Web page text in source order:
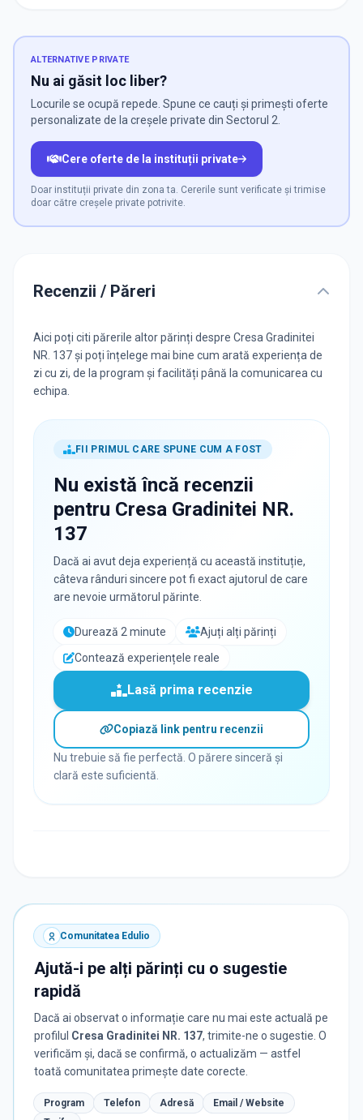
ALTERNATIVE PRIVATE
Nu ai găsit loc liber?
Locurile se ocupă repede. Spune ce cauți și primești oferte
personalizate de la creșele private din Sectorul 2.
Cere oferte de la instituții private
Doar instituții private din zona ta. Cererile sunt verificate și trimise
doar către creșele private potrivite.
Recenzii / Păreri
Aici poți citi părerile altor părinți despre Cresa Gradinitei
NR. 137 și poți înțelege mai bine cum arată experiența de
zi cu zi, de la program și facilități până la comunicarea cu
echipa.
FII PRIMUL CARE SPUNE CUM A FOST
Nu există încă recenzii
pentru Cresa Gradinitei NR.
137
Dacă ai avut deja experiență cu această instituție,
câteva rânduri sincere pot fi exact ajutorul de care
are nevoie următorul părinte.
Durează 2 minute
Ajuți alți părinți
Contează experiențele reale
Lasă prima recenzie
Copiază link pentru recenzii
Nu trebuie să fie perfectă. O părere sinceră și
clară este suficientă.
Comunitatea Edulio
Ajută-i pe alți părinți cu o sugestie
rapidă
Dacă ai observat o informație care nu mai este actuală pe
profilul Cresa Gradinitei NR. 137, trimite-ne o sugestie. O
verificăm și, dacă se confirmă, o actualizăm — astfel
toată comunitatea primește date corecte.
Program Telefon Adresă
Email / Website